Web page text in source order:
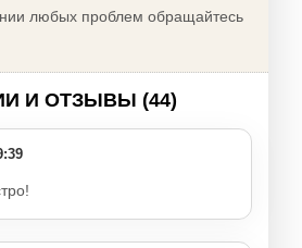
любых проблем обращайтесь
И ОТЗЫВЫ (44)